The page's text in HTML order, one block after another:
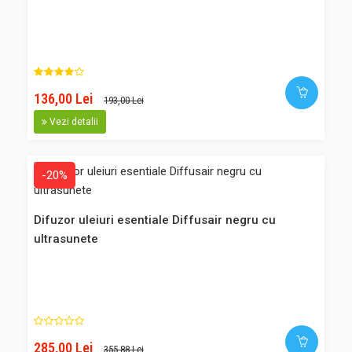
136,00 Lei 193,00 Lei
Vezi detalii
-20%
Difuzor uleiuri esentiale Diffusair negru cu
ultrasunete
285,00 Lei 355,88 Lei